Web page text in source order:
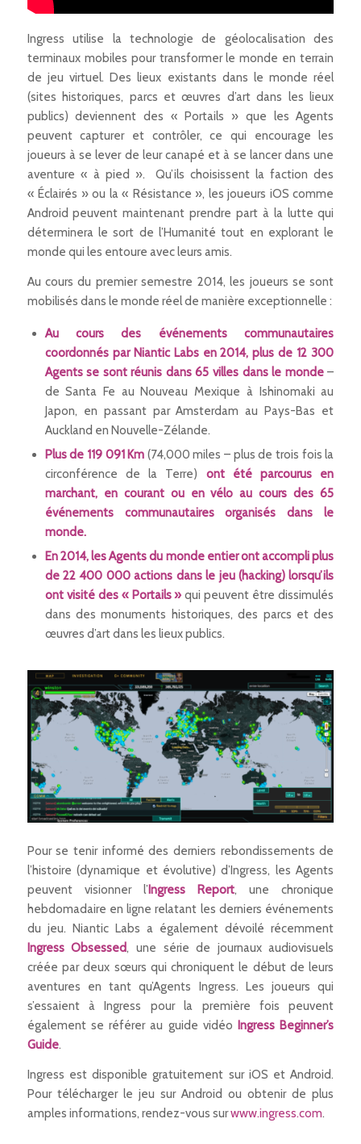
Ingressutilise la technologie de géolocalisation des
terminaux mobiles pour transformer le monde en terrain
de jeu virtuel. Des lieux existants dans le monde réel
(sites historiques, parcs et œuvres d’art dans les lieux
publics) deviennent des « Portails » que les Agents
peuvent capturer et contrôler, ce qui encourage les
joueurs à se lever de leur canapé et à se lancer dans une
aventure « à pied ». Qu’ils choisissent la faction des
« Éclairés » ou la « Résistance », les joueurs iOS comme
Android peuvent maintenant prendre part à la lutte qui
déterminera le sort de l’Humanité tout en explorant le
monde qui les entoure avec leurs amis.
Au cours du premier semestre 2014, les joueurs se sont
mobilisés dans le monde réel de manière exceptionnelle :
Au cours des événements communautaires
coordonnés par Niantic Labs en 2014, plus de 12 300
Agents se sont réunis dans 65 villes dans le monde–
de Santa Fe au Nouveau Mexique à Ishinomaki au
Japon, en passant par Amsterdam au Pays-Bas et
Auckland en Nouvelle-Zélande.
Plus de 119 091 Km (74,000 miles – plus de trois fois la
circonférence de la Terre) ont été parcourus en
marchant, en courant ou en vélo au cours des 65
événements communautaires organisés dans le
monde.
En 2014, les Agents du monde entier ont accompli plus
de 22 400 000 actions dans le jeu (hacking) lorsqu’ils
ont visité des « Portails »qui peuvent être dissimulés
dans des monuments historiques, des parcs et des
œuvres d’art dans les lieux publics.
Pour se tenir informé des derniers rebondissements de
l’histoire (dynamique et évolutive) d’Ingress, les Agents
peuvent visionner l’Ingress Report, une chronique
hebdomadaire en ligne relatant les derniers événements
du jeu. Niantic Labs a également dévoilé récemment
Ingress Obsessed, une série de journaux audiovisuels
créée par deux sœurs qui chroniquent le début de leurs
aventures en tant qu’Agents Ingress. Les joueurs qui
s’essaient àIngress pour la première fois peuvent
également se référer au guide vidéo Ingress Beginner’s
Guide.
Ingress est disponible gratuitement sur iOS et Android.
Pour télécharger le jeu sur Android ou obtenir de plus
amples informations, rendez-vous surwww.ingress.com.